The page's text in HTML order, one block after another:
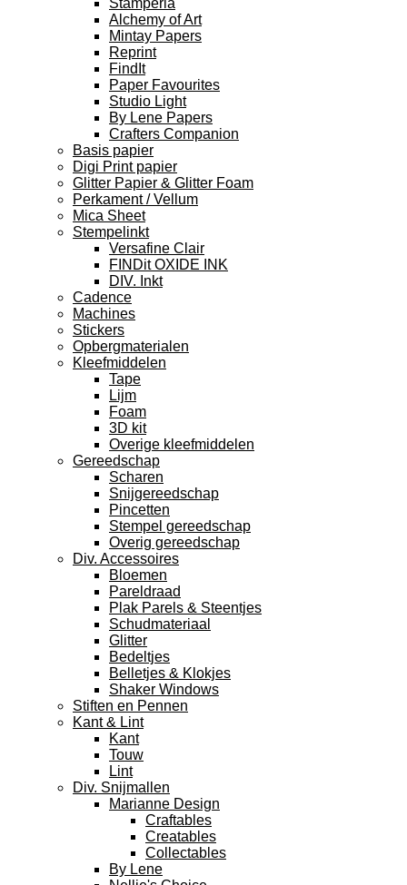
Stamperia
Alchemy of Art
Mintay Papers
Reprint
FindIt
Paper Favourites
Studio Light
By Lene Papers
Crafters Companion
Basis papier
Digi Print papier
Glitter Papier & Glitter Foam
Perkament / Vellum
Mica Sheet
Stempelinkt
Versafine Clair
FINDit OXIDE INK
DIV. Inkt
Cadence
Machines
Stickers
Opbergmaterialen
Kleefmiddelen
Tape
Lijm
Foam
3D kit
Overige kleefmiddelen
Gereedschap
Scharen
Snijgereedschap
Pincetten
Stempel gereedschap
Overig gereedschap
Div. Accessoires
Bloemen
Pareldraad
Plak Parels & Steentjes
Schudmateriaal
Glitter
Bedeltjes
Belletjes & Klokjes
Shaker Windows
Stiften en Pennen
Kant & Lint
Kant
Touw
Lint
Div. Snijmallen
Marianne Design
Craftables
Creatables
Collectables
By Lene